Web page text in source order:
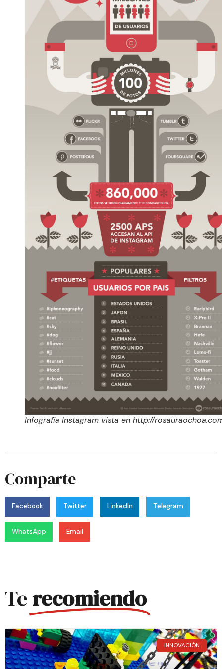
Infografía Instagram vista en http://
Comparte
Facebook Twitter LinkedIn Telegram
WhatsApp Email
Terecomiendo
INNOVACIÓN